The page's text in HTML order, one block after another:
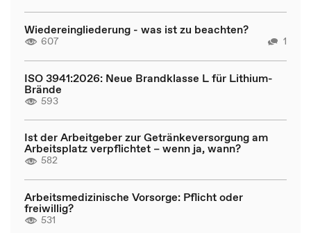
Wiedereingliederung - was ist zu beachten?
607 1
ISO 3941:2026: Neue Brandklasse L für Lithium-
Brände
593
Ist der Arbeitgeber zur Getränkeversorgung am
Arbeitsplatz verpflichtet – wenn ja, wann?
582
Arbeitsmedizinische Vorsorge: Pflicht oder
freiwillig?
531